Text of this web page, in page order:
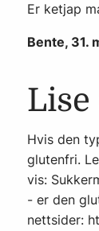
Er ketjap
Bente, 31.
Hvis den
glutenfri.
vis:
- er den
nettsider: